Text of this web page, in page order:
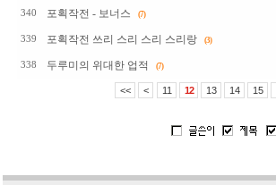
340 포획작전 - 보너스 (7)
339 포획작전 쓰리 스리 스리 스리랑 (3)
338 두루미의 위대한 업적 (7)
<< < 11 12 13 14 15